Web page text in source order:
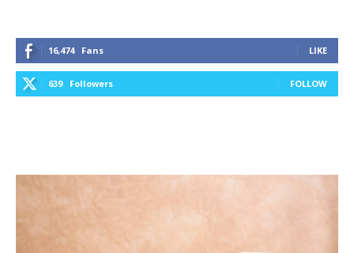
16,474 Fans LIKE
639 Followers FOLLOW